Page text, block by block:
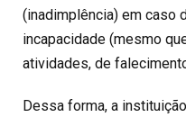
(inadimplência) em caso
incapacidade (mesmo
atividades, de
Dessa forma, a